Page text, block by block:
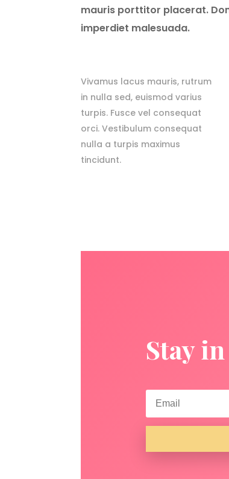
mauris porttitor placerat.
imperdiet malesuada.
Vivamus lacus mauris, rutrum
in nulla sed, euismod varius
turpis. Fusce vel consequat
orci. Vestibulum consequat
nulla a turpis maximus
tincidunt.
Stay